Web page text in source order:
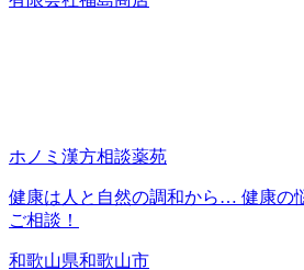
ホノミ漢方相談薬苑
健康は人と自然の調和から… 健康の
ご相談！
和歌山県和歌山市